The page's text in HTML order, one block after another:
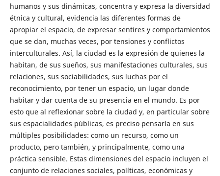
humanos y sus dinámicas, concentra y expresa la diversidad
étnica y cultural, evidencia las diferentes formas de
apropiar el espacio, de expresar sentires y comportamientos
que se dan, muchas veces, por tensiones y conflictos
interculturales. Así, la ciudad es la expresión de quienes la
habitan, de sus sueños, sus manifestaciones culturales, sus
relaciones, sus sociabilidades, sus luchas por el
reconocimiento, por tener un espacio, un lugar donde
habitar y dar cuenta de su presencia en el mundo. Es por
esto que al reflexionar sobre la ciudad y, en particular sobre
sus espacialidades públicas, es preciso pensarla en sus
múltiples posibilidades: como un recurso, como un
producto, pero también, y principalmente, como una
práctica sensible. Estas dimensiones del espacio incluyen el
conjunto de relaciones sociales, políticas, económicas y